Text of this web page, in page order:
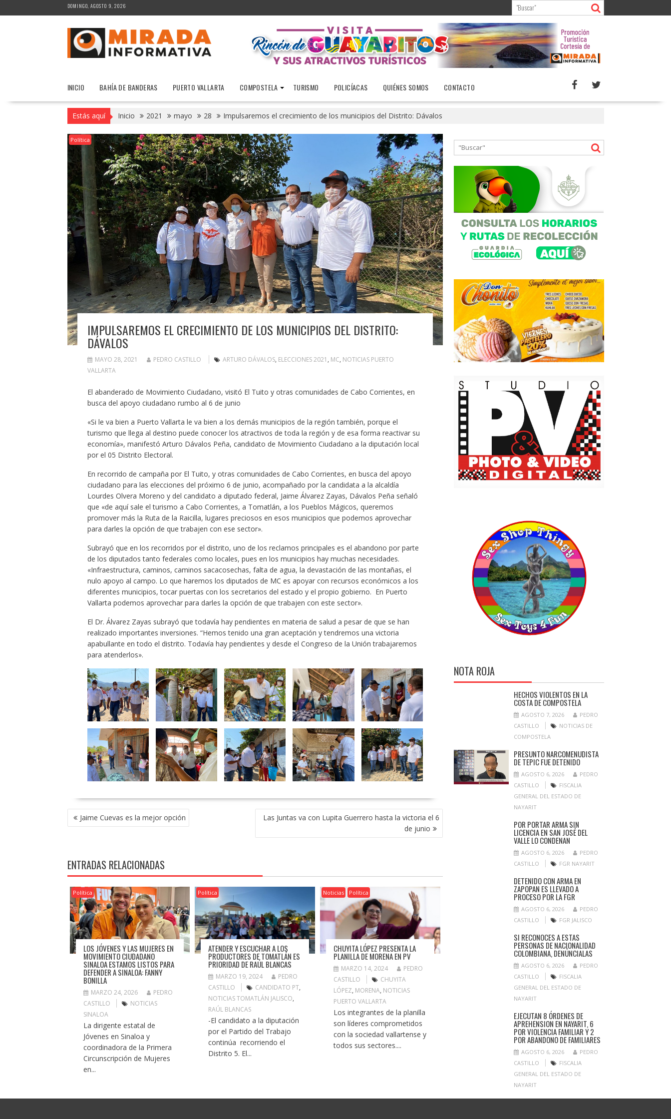
al
DOMINGO, AGOSTO 9, 2026
INICIO BAHÍA DE BANDERAS PUERTO VALLARTA COMPOSTELA TURISMO POLICÍACAS QUIÉNES SOMOS CONTACTO
Estás aquí Inicio 2021 mayo 28 Impulsaremos el crecimiento de los municipios del Distrito: Dávalos
Política
IMPULSAREMOS EL CRECIMIENTO DE LOS MUNICIPIOS DEL DISTRITO:
DÁVALOS
MAYO 28, 2021 PEDRO CASTILLO ARTURO DÁVALOS, ELECCIONES 2021 , MC, NOTICIAS PUERTO
VALLARTA
El abanderado de Movimiento Ciudadano, visitó El Tuito y otras comunidades de Cabo Corrientes, en
busca del apoyo ciudadano rumbo al 6 de junio
«Si le va bien a Puerto Vallarta le va bien a los demás municipios de la región también, porque el
turismo que llega al destino puede conocer los atractivos de toda la región y de esa forma reactivar su
economía», manifestó Arturo Dávalos Peña, candidato de Movimiento Ciudadano a la diputación local
por el 05 Distrito Electoral.
En recorrido de campaña por El Tuito, y otras comunidades de Cabo Corrientes, en busca del apoyo
ciudadano para las elecciones del próximo 6 de junio, acompañado por la candidata a la alcaldía
Lourdes Olvera Moreno y del candidato a diputado federal, Jaime Álvarez Zayas, Dávalos Peña señaló
que «de aquí sale el turismo a Cabo Corrientes, a Tomatlán, a los Pueblos Mágicos, queremos
promover más la Ruta de la Raicilla, lugares preciosos en esos municipios que podemos aprovechar
para darles la opción de que trabajen con ese sector».
Subrayó que en los recorridos por el distrito, uno de los reclamos principales es el abandono por parte
de los diputados tanto federales como locales, pues en los municipios hay muchas necesidades.
«Infraestructura, caminos, caminos sacacosechas, falta de agua, la devastación de las montañas, el
nulo apoyo al campo. Lo que haremos los diputados de MC es apoyar con recursos económicos a los
diferentes municipios, tocar puertas con los secretarios del estado y el propio gobierno. En Puerto
Vallarta podemos aprovechar para darles la opción de que trabajen con este sector».
El Dr. Álvarez Zayas subrayó que todavía hay pendientes en materia de salud a pesar de que se han
realizado importantes inversiones. “Hemos tenido una gran aceptación y tendremos una victoria
apabullante en todo el distrito. Todavía hay pendientes y desde el Congreso de la Unión trabajaremos
para atenderlos».
NAVEGACIÓN
DE Jaime Cuevas es la mejor opción
Las Juntas va con Lupita Guerrero hasta la victoria el 6
de junio
ENTRADAS RELACIONADAS
Política
LOS JÓVENES Y LAS MUJERES EN
MOVIMIENTO CIUDADANO
SINALOA ESTAMOS LISTOS PARA
DEFENDER A SINALOA: FANNY
BONILLA
MARZO 24, 2026
PEDRO
CASTILLO
NOTICIAS
SINALOA
La dirigente estatal de
Jóvenes en Sinaloa y
coordinadora de la Primera
Circunscripción de Mujeres
en...
Política
ATENDER Y ESCUCHAR A LOS
PRODUCTORES DE TOMATLÁN ES
PRIORIDAD DE RAÚL BLANCAS
MARZO 19, 2024
PEDRO
CASTILLO
CANDIDATO PT,
NOTICIAS TOMATLÁN JALISCO,
RAÚL BLANCAS
-El candidato a la diputación
por el Partido del Trabajo
continúa recorriendo el
Distrito 5. El...
Noticias Política
CHUYITA LÓPEZ PRESENTA LA
PLANILLA DE MORENA EN PV
MARZO 14, 2024
PEDRO
CASTILLO
CHUYITA
LÓPEZ, MORENA, NOTICIAS
PUERTO VALLARTA
Los integrantes de la planilla
son líderes comprometidos
con la sociedad vallartense y
todos sus sectores....
NOTA ROJA
HECHOS VIOLENTOS EN LA
COSTA DE COMPOSTELA
AGOSTO 7, 2026
PEDRO
CASTILLO
NOTICIAS DE
COMPOSTELA
PRESUNTO NARCOMENUDISTA
DE TEPIC FUE DETENIDO
AGOSTO 6, 2026
PEDRO
CASTILLO
FISCALIA
GENERAL DEL ESTADO DE
NAYARIT
POR PORTAR ARMA SIN
LICENCIA EN SAN JOSÉ DEL
VALLE LO CONDENAN
AGOSTO 6, 2026
PEDRO
CASTILLO
FGR NAYARIT
DETENIDO CON ARMA EN
ZAPOPAN ES LLEVADO A
PROCESO POR LA FGR
AGOSTO 6, 2026
PEDRO
CASTILLO
FGR JALISCO
SI RECONOCES A ESTAS
PERSONAS DE NACIONALIDAD
COLOMBIANA, DENÚNCIALAS
AGOSTO 6, 2026
PEDRO
CASTILLO
FISCALIA
GENERAL DEL ESTADO DE
NAYARIT
EJECUTAN 8 ÓRDENES DE
APREHENSION EN NAYARIT, 6
POR VIOLENCIA FAMILIAR Y 2
POR ABANDONO DE FAMILIARES
AGOSTO 6, 2026
PEDRO
CASTILLO
FISCALIA
GENERAL DEL ESTADO DE
NAYARIT